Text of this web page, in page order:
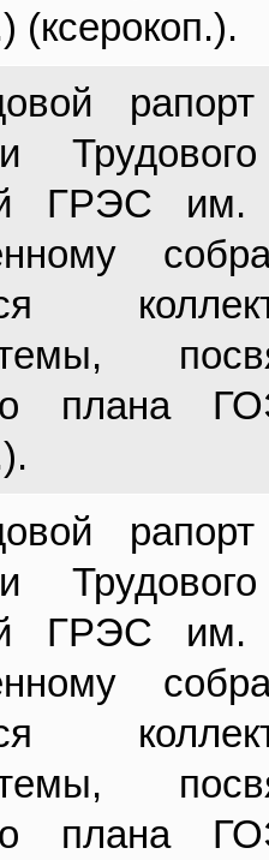
(ксерокоп.).
рапорт
ГРЭС им.
плана
рапорт
ГРЭС им.
плана